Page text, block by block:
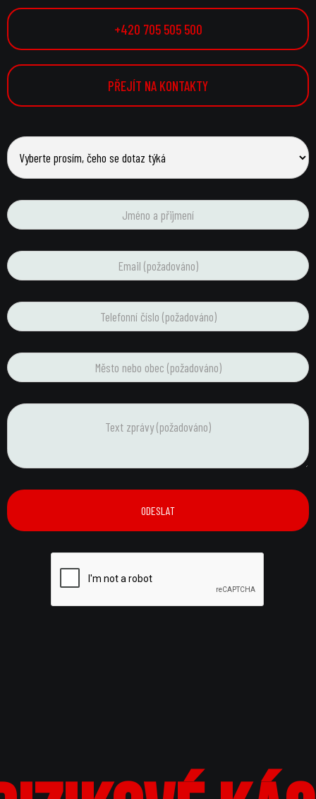
+420 705 505 500
PŘEJÍT NA KONTAKTY